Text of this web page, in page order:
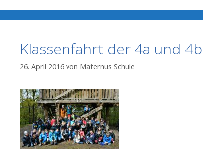
Klassenfahrt der 4a und
26. April 2016 von Maternus Schule